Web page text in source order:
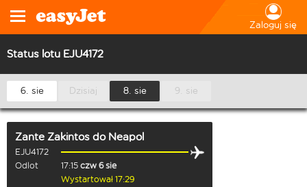
Zaloguj się
Status lotu EJU4172
6. sie Dzisiaj 8. sie 9. sie
Zante Zakintos do Neapol
EJU4172
Odlot
17:15 czw 6 sie
Wystartował 17:29